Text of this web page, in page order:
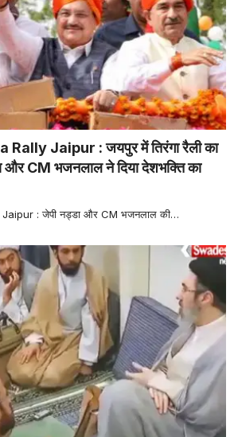
Jaipur : जयपुर में तिरंगा रैली का
और CM भजनलाल ने दिया देशभक्ति का
: जेपी नड्डा और CM भजनलाल की…